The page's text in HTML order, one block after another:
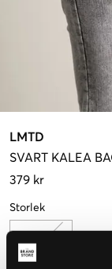
LMTD
SVART KALEA
379 kr
Storlek
One size